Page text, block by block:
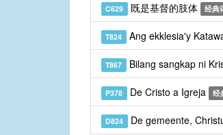
C629 既是基督的肢体 经典
T824 Ang ekklesia'y
T867 Bilang sangkap ni
P378 De Cristo a Igreja 经
D824 De gemeente,